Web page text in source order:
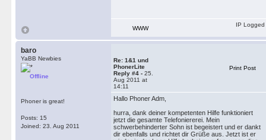
WWW
IP Logged
baro
YaBB Newbies
Offline
Phoner is great!
Posts: 15
Joined: 23. Aug 2011
Re: 1&1 und
PhonerLite
Reply #4 - 25.
Aug 2011 at
14:11
Print Post
Hallo Phoner Adm,
hurra, dank deiner kompetenten Hilfe funktioniert
jetzt die gesamte Telefoniererei. Mein
schwerbehinderter Sohn ist begeistert und er dankt
dir ebenfalls und richtet dir Grüße aus. Jetzt ist er